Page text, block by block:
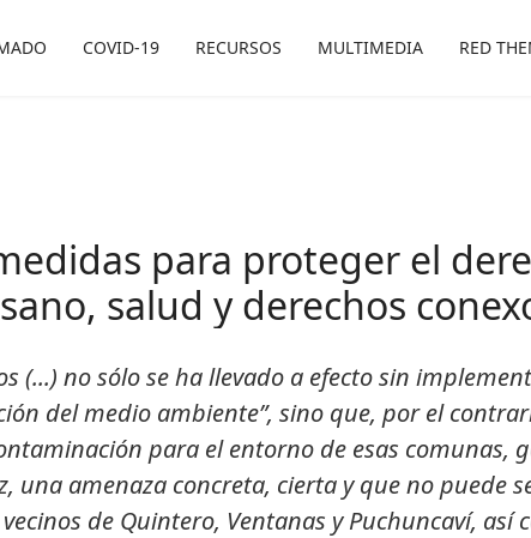
COVID-19 RECURSOS MULTIMEDIA RED
para proteger el
salud y derechos
(...) no sólo se ha llevado a efecto sin
del medio ambiente”, sino que, por el
para el entorno de esas comunas,
una amenaza concreta, cierta y que no puede
de Quintero, Ventanas y Puchuncaví, así